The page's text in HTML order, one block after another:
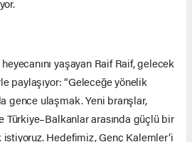
yaşayan Raif Raif, gelecek
paylaşıyor: “Geleceğe yönelik
gence ulaşmak. Yeni branşlar,
Türkiye–Balkanlar arasında güçlü bir
Hedefimiz, Genç Kalemler’i